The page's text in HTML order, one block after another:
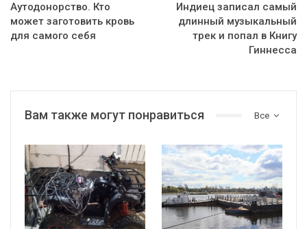
Аутодонорство. Кто
может заготовить кровь
для самого себя
Индиец записал самый
длинный музыкальный
трек и попал в Книгу
Гиннесса
Все
Вам также могут понравиться